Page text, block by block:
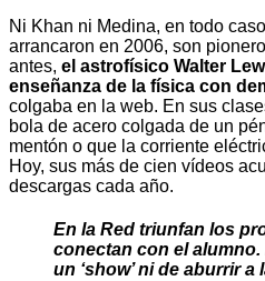
Ni Khan ni Medina, en todo
arrancaron en 2006, son
antes, el astrofísico Walter
enseñanza de la física con
colgaba en la web. En sus
bola de acero colgada de un
mentón o que la corriente
Hoy, sus más de cien vídeos
descargas cada año.
En la Red triunfan los
conectan con el
un ‘show’ ni de aburrir a